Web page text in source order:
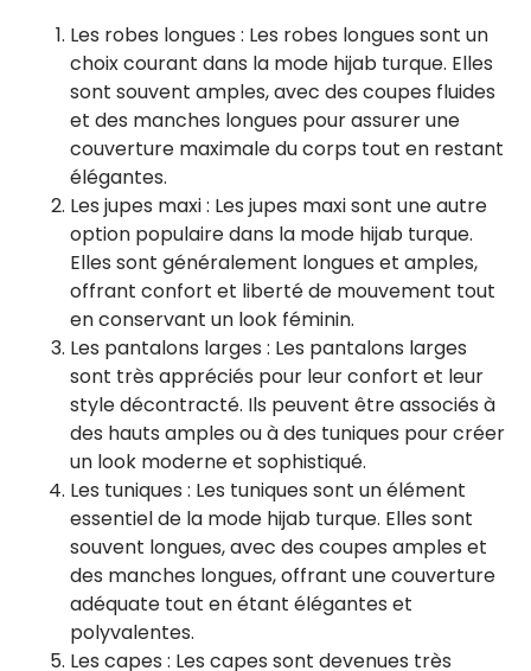
Les robes longues : Les robes longues sont un
choix courant dans la mode hijab turque. Elles
sont souvent amples, avec des coupes fluides
et des manches longues pour assurer une
couverture maximale du corps tout en restant
élégantes.
Les jupes maxi : Les jupes maxi sont une autre
option populaire dans la mode hijab turque.
Elles sont généralement longues et amples,
offrant confort et liberté de mouvement tout
en conservant un look féminin.
Les pantalons larges : Les pantalons larges
sont très appréciés pour leur confort et leur
style décontracté. Ils peuvent être associés à
des hauts amples ou à des tuniques pour créer
un look moderne et sophistiqué.
Les tuniques : Les tuniques sont un élément
essentiel de la mode hijab turque. Elles sont
souvent longues, avec des coupes amples et
des manches longues, offrant une couverture
adéquate tout en étant élégantes et
polyvalentes.
Les capes : Les capes sont devenues très